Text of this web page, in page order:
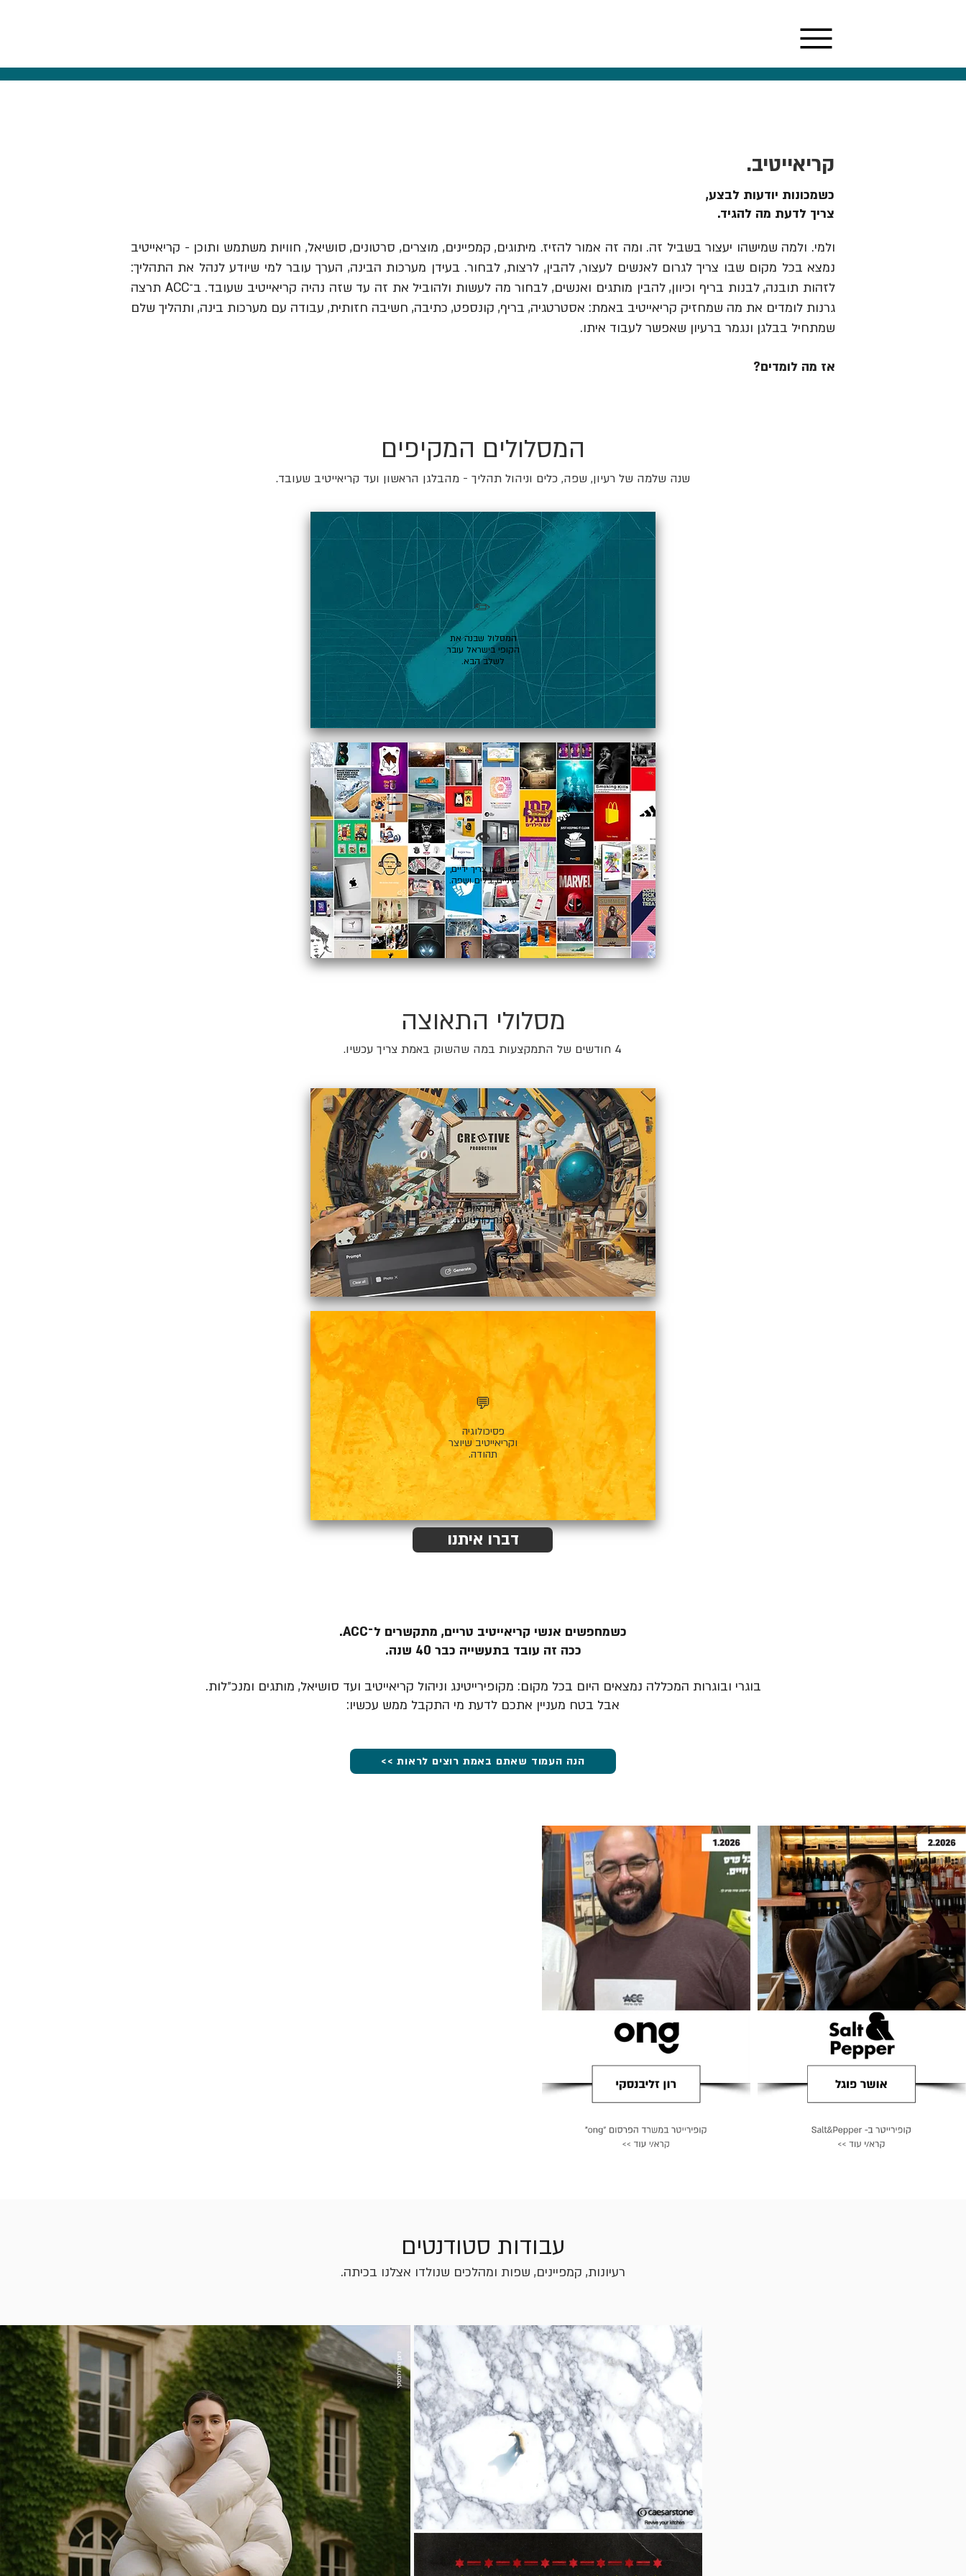
קריאייטיב.
כשמכונות יודעות לבצע,
צריך לדעת מה להגיד.
ולמי. ולמה שמישהו יעצור בשביל זה. ומה זה אמור להזיז. מיתוגים, קמפיינים, מוצרים, סרטונים, סושיאל, חוויות משתמש ותוכן - קריאייטיב
נמצא בכל מקום שבו צריך לגרום לאנשים לעצור, להבין, לרצות, לבחור. בעידן מערכות הבינה, הערך עובר למי שיודע לנהל את התהליך:
לזהות תובנה, לבנות בריף וכיוון, להבין מותגים ואנשים, לבחור מה לעשות ולהוביל את זה עד שזה נהיה קריאייטיב שעובד. ב־ACC תרצה
גרנות לומדים את מה שמחזיק קריאייטיב באמת: אסטרטגיה, בריף, קונספט, כתיבה, חשיבה חזותית, עבודה עם מערכות בינה, ותהליך שלם
שמתחיל בבלגן ונגמר ברעיון שאפשר לעבוד איתו.
אז מה לומדים?
המסלולים המקיפים
שנה שלמה של רעיון, שפה, כלים וניהול תהליך - מהבלגן הראשון ועד קריאייטיב שעובד.
✏️
המסלול שבנה את
הקופי בישראל עובר
לשלב הבא.
👁️
כשרעיון צריך ידיים,
עיניים, כלים ושפה.
מסלולי התאוצה
4 חודשים של התמקצעות במה שהשוק באמת צריך עכשיו.
🎬
רעיונאות
ובינה קולנועית.
💬
פסיכולוגיה
וקריאייטיב שיוצר
תהודה.
דברו איתנו
כשמחפשים אנשי קריאייטיב טריים, מתקשרים ל־ACC.
ככה זה עובד בתעשייה כבר 40 שנה.
בוגרי ובוגרות המכללה נמצאים היום בכל מקום: מקופירייטינג וניהול קריאייטיב ועד סושיאל, מותגים ומנכ״לות.
אבל בטח מעניין אתכם לדעת מי התקבל ממש עכשיו:
הנה העמוד שאתם באמת רוצים לראות >>
עבודות סטודנטים
רעיונות, קמפיינים, שפות ומהלכים שנולדו אצלנו בכיתה.